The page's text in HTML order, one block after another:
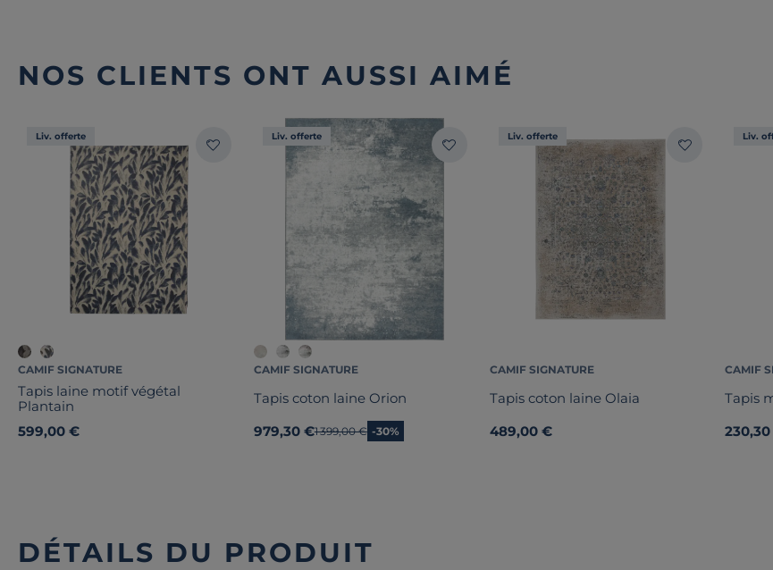
NOS CLIENTS ONT AUSSI AIMÉ
Liv. offerte
CAMIF SIGNATURE
Tapis laine motif végétal
Plantain
599,00 €
Liv. offerte
CAMIF SIGNATURE
Tapis coton laine Orion
979,30 €Ancien prix
1 399,00 € -30%
Liv. offerte
CAMIF SIGNATURE
Tapis coton laine Olaia
489,00 €
Liv.
CAMIF
Tapis
DÉTAILS DU PRODUIT